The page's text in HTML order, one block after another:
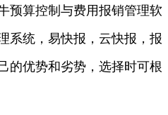
预算控制与费用报销管理软
系统，易快报，云快报，报
的优势和劣势，选择时可根